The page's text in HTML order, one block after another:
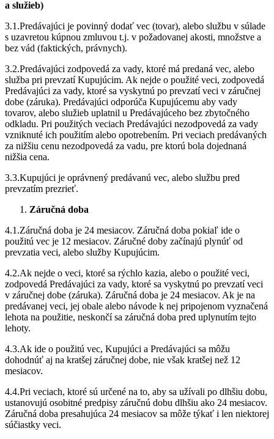
a služieb)
3.1.Predávajúci je povinný dodať vec (tovar), alebo službu v súlade
s uzavretou kúpnou zmluvou t.j. v požadovanej akosti, množstve a
bez vád (faktických, právnych).
3.2.Predávajúci zodpovedá za vady, ktoré má predaná vec, alebo
služba pri prevzatí Kupujúcim. Ak nejde o použité veci, zodpovedá
Predávajúci za vady, ktoré sa vyskytnú po prevzatí veci v záručnej
dobe (záruka). Predávajúci odporúča Kupujúcemu aby vady
tovarov, alebo služieb uplatnil u Predávajúceho bez zbytočného
odkladu. Pri použitých veciach Predávajúci nezodpovedá za vady
vzniknuté ich použitím alebo opotrebením. Pri veciach predávaných
za nižšiu cenu nezodpovedá za vadu, pre ktorú bola dojednaná
nižšia cena.
3.3.Kupujúci je oprávnený predávanú vec, alebo službu pred
prevzatím prezrieť.
Záručná doba
4.1.Záručná doba je 24 mesiacov. Záručná doba pokiaľ ide o
použitú vec je 12 mesiacov. Záručné doby začínajú plynúť od
prevzatia veci, alebo služby Kupujúcim.
4.2.Ak nejde o veci, ktoré sa rýchlo kazia, alebo o použité veci,
zodpovedá Predávajúci za vady, ktoré sa vyskytnú po prevzatí veci
v záručnej dobe (záruka). Záručná doba je 24 mesiacov. Ak je na
predávanej veci, jej obale alebo návode k nej pripojenom vyznačená
lehota na použitie, neskončí sa záručná doba pred uplynutím tejto
lehoty.
4.3.Ak ide o použitú vec, Kupujúci a Predávajúci sa môžu
dohodnúť aj na kratšej záručnej dobe, nie však kratšej než 12
mesiacov.
4.4.Pri veciach, ktoré sú určené na to, aby sa užívali po dlhšiu dobu,
ustanovujú osobitné predpisy záručnú dobu dlhšiu ako 24 mesiacov.
Záručná doba presahujúca 24 mesiacov sa môže týkať i len niektorej
súčiastky veci.